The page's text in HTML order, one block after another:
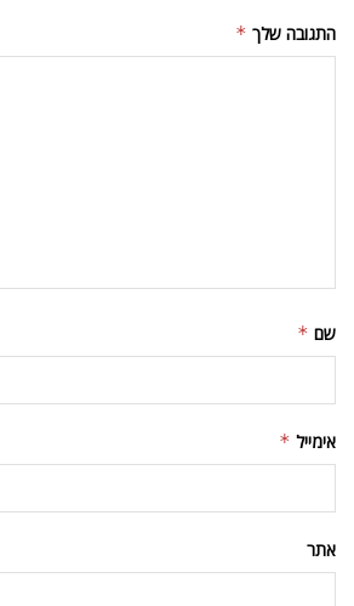
התגובה שלך *
שם *
אימייל *
אתר